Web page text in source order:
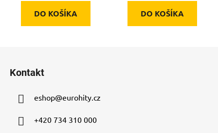
DO KOŠÍKA DO KOŠÍKA
Kontakt
eshop@eurohity.cz
+420 734 310 000